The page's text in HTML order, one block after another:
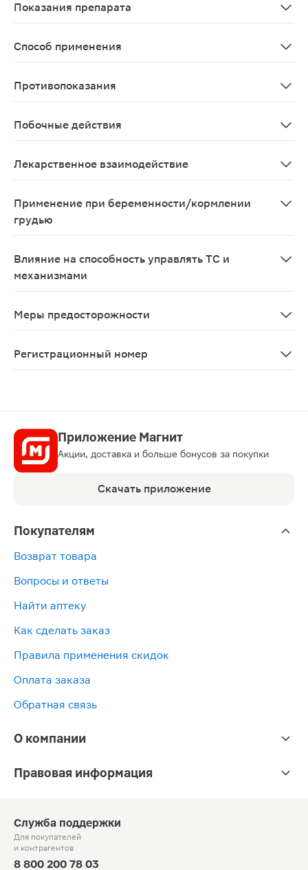
Показания препарата
Способ применения
Противопоказания
Побочные действия
Лекарственное взаимодействие
Применение при беременности/кормлении
грудью
Влияние на способность управлять ТС и
механизмами
Меры предосторожности
Регистрационный номер
Приложение Магнит
Акции, доставка и больше бонусов за покупки
Скачать приложение
Покупателям
Возврат товара
Вопросы и ответы
Найти аптеку
Как сделать заказ
Правила применения скидок
Оплата заказа
Обратная связь
О компании
Правовая информация
Служба поддержки
Для покупателей
и контрагентов
8 800 200 78 03